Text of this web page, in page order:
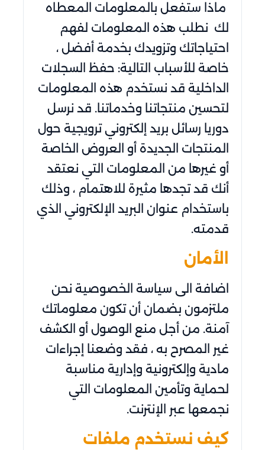
ماذا ستفعل بالمعلومات المعطاه
لك نطلب هذه المعلومات لفهم
احتياجاتك وتزويدك بخدمة أفضل ،
خاصة للأسباب التالية: حفظ السجلات
الداخلية قد نستخدم هذه المعلومات
لتحسين منتجاتنا وخدماتنا. قد نرسل
دوريا رسائل بريد إلكتروني ترويجية حول
المنتجات الجديدة أو العروض الخاصة
أو غيرها من المعلومات التي نعتقد
أنك قد تجدها مثيرة للاهتمام ، وذلك
باستخدام عنوان البريد الإلكتروني الذي
قدمته.
الأمان
اضافة الى سياسة الخصوصية نحن
ملتزمون بضمان أن تكون معلوماتك
آمنة. من أجل منع الوصول أو الكشف
غير المصرح به ، فقد وضعنا إجراءات
مادية وإلكترونية وإدارية مناسبة
لحماية وتأمين المعلومات التي
نجمعها عبر الإنترنت.
كيف نستخدم ملفات